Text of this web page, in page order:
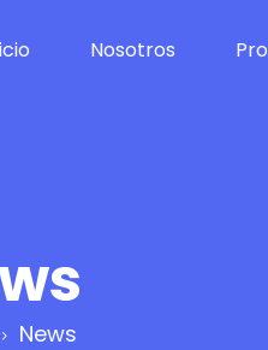
Nosotros
News